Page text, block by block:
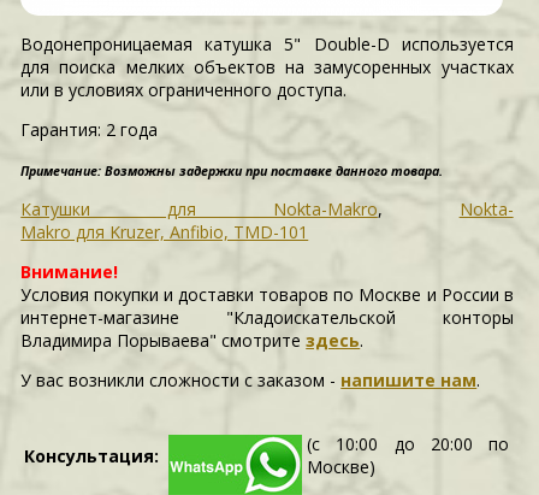
Водонепроницаемая катушка 5" Double-D используется
для поиска мелких объектов на замусоренных участках
или в условиях ограниченного доступа.
Гарантия: 2 года
Примечание: Возможны задержки при поставке данного товара.
Катушки для Nokta-Makro, Nokta-
Makro для Kruzer, Anfibio, TMD-101
Внимание!
Условия покупки и доставки товаров по Москве и России в
интернет-магазине "Кладоискательской конторы
Владимира Порываева" смотритездесь.
У вас возникли сложности c заказом - напишите нам.
Консультация:
(с 10:00 до 20:00 по
Москве)